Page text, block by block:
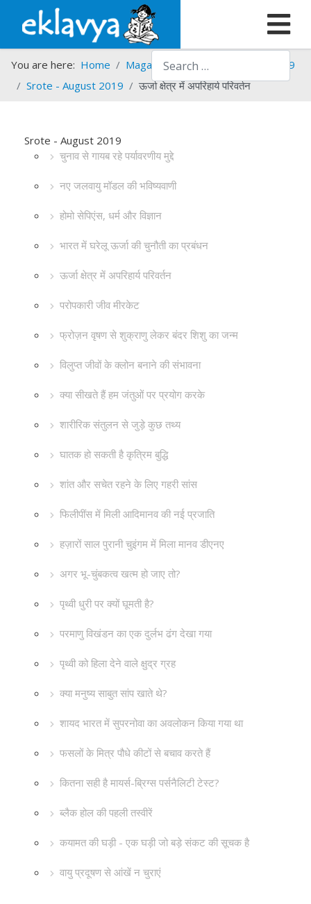
Search
You are here: Home Magazines Srote
Srote - 2019
Srote - August 2019
ऊर्जा क्षेत्र में अपरिहार्य परिवर्तन
Srote - August 2019
चुनाव से गायब रहे पर्यावरणीय मुद्दे
नए जलवायु मॉडल की भविष्यवाणी
होमो सेपिएंस, धर्म और विज्ञान
भारत में घरेलू ऊर्जा की चुनौती का प्रबंधन
ऊर्जा क्षेत्र में अपरिहार्य परिवर्तन
परोपकारी जीव मीरकेट
फ्रोज़न वृषण से शुक्राणु लेकर बंदर शिशु का जन्म
विलुप्त जीवों के क्लोन बनाने की संभावना
क्या सीखते हैं हम जंतुओं पर प्रयोग करके
शारीरिक संतुलन से जुड़े कुछ तथ्य
घातक हो सकती है कृत्रिम बुद्धि
शांत और सचेत रहने के लिए गहरी सांस
फिलीपींस में मिली आदिमानव की नई प्रजाति
हज़ारों साल पुरानी चुइंगम में मिला मानव डीएनए
अगर भू-चुंबकत्व खत्म हो जाए तो?
पृथ्वी धुरी पर क्यों घूमती है?
परमाणु विखंडन का एक दुर्लभ ढंग देखा गया
पृथ्वी को हिला देने वाले क्षुद्र ग्रह
क्या मनुष्य साबुत सांप खाते थे?
शायद भारत में सुपरनोवा का अवलोकन किया गया था
फसलों के मित्र पौधे कीटों से बचाव करते हैं
कितना सही है मायर्स-ब्रिग्स पर्सनैलिटी टेस्ट?
ब्लैक होल की पहली तस्वीरें
कयामत की घड़ी - एक घड़ी जो बड़े संकट की सूचक है
वायु प्रदूषण से आंखें न चुराएं